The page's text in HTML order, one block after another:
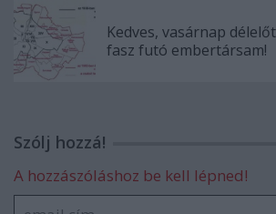
Kedves, vasárnap
fasz futó embertársam!
Szólj hozzá!
A hozzászóláshoz be kell lépned!